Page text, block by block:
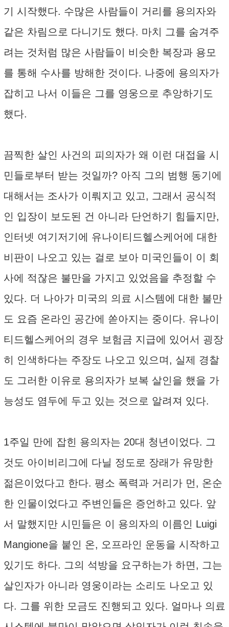
기 시작했다. 수많은 사람들이 거리를 용의자와
같은 차림으로 다니기도 했다. 마치 그를 숨겨주
려는 것처럼 많은 사람들이 비슷한 복장과 용모
를 통해 수사를 방해한 것이다. 나중에 용의자가
잡히고 나서 이들은 그를 영웅으로 추앙하기도
했다.
끔찍한 살인 사건의 피의자가 왜 이런 대접을 시
민들로부터 받는 것일까? 아직 그의 범행 동기에
대해서는 조사가 이뤄지고 있고, 그래서 공식적
인 입장이 보도된 건 아니라 단언하기 힘들지만,
인터넷 여기저기에 유나이티드헬스케어에 대한
비판이 나오고 있는 걸로 보아 미국인들이 이 회
사에 적잖은 불만을 가지고 있었음을 추정할 수
있다. 더 나아가 미국의 의료 시스템에 대한 불만
도 요즘 온라인 공간에 쏟아지는 중이다. 유나이
티드헬스케어의 경우 보험금 지급에 있어서 굉장
히 인색하다는 주장도 나오고 있으며, 실제 경찰
도 그러한 이유로 용의자가 보복 살인을 했을 가
능성도 염두에 두고 있는 것으로 알려져 있다.
1주일 만에 잡힌 용의자는 20대 청년이었다. 그
것도 아이비리그에 다닐 정도로 장래가 유망한
젊은이었다고 한다. 평소 폭력과 거리가 먼, 온순
한 인물이었다고 주변인들은 증언하고 있다. 앞
서 말했지만 시민들은 이 용의자의 이름인 Luigi
Mangione을 붙인 온, 오프라인 운동을 시작하고
있기도 하다. 그의 석방을 요구하는가 하면, 그는
살인자가 아니라 영웅이라는 소리도 나오고 있
다. 그를 위한 모금도 진행되고 있다. 얼마나 의료